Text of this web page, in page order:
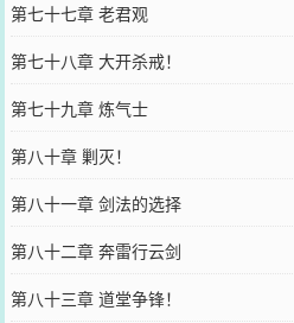
第七十七章 老君观
第七十八章 大开杀戒！
第七十九章 炼气士
第八十章 剿灭！
第八十一章 剑法的选择
第八十二章 奔雷行云剑
第八十三章 道堂争锋！